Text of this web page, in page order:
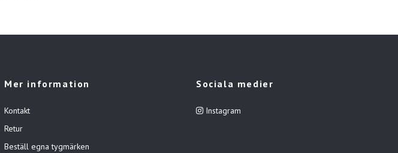
Mer information
Kontakt
Retur
Beställ egna tygmärken
Sociala medier
Instagram